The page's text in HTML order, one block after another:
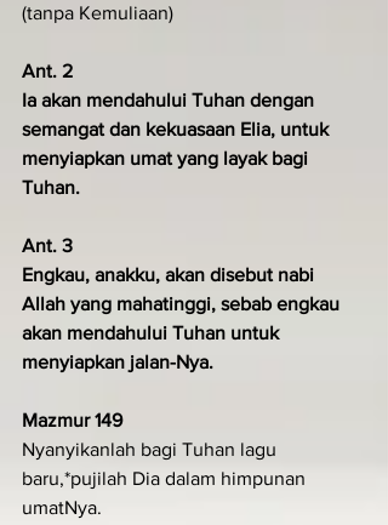
(tanpa Kemuliaan)
Ant. 2
Ia akan mendahului Tuhan dengan
semangat dan kekuasaan Elia, untuk
menyiapkan umat yang layak bagi
Tuhan.
Ant. 3
Engkau, anakku, akan disebut nabi
Allah yang mahatinggi, sebab engkau
akan mendahului Tuhan untuk
menyiapkan jalan-Nya.
Mazmur 149
Nyanyikanlah bagi Tuhan lagu
baru,*pujilah Dia dalam himpunan
umatNya.